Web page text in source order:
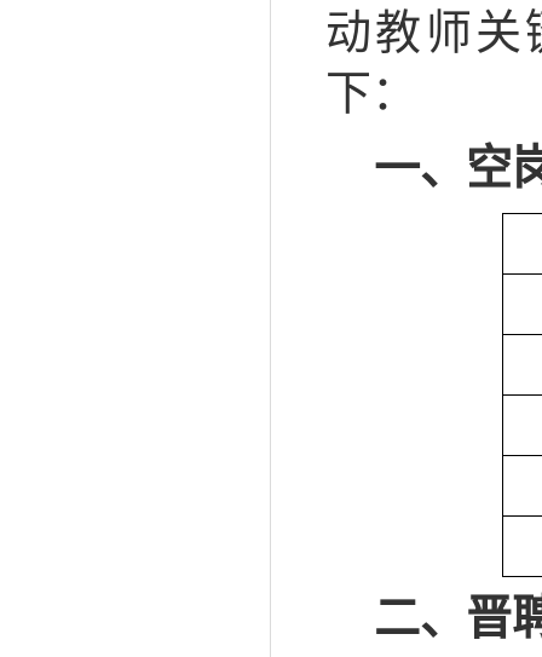
动教师关
下：
一、 空
二、晋